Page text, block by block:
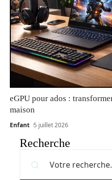
eGPU pour ados :
maison
Enfant 5 juillet 2026
Recherche